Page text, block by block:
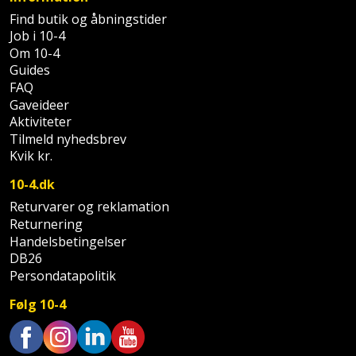
Tommestok
Tømrervinkel
Tragt
Ud-
aftrækker
Værktøjskasse
og
opbevaring
Værktøjssæt
Vaterpas
Rotationslaser
Rundsav
Rundsavsklinge
Rystepudser
Rystepudsertilbehør
Slagboremaskine
Slagnøgle
Slagnøgletilbehør
Slagskruetrækker
Støttemur
Støvsuger
Strygejern
Terrassevarmer
Tømidler
Tørrestativ
Trappevanger
Udebruser
afskærmning
Varme
Find butik og åbningstider
Job i 10-4
Om 10-4
Guides
FAQ
Gaveideer
Aktiviteter
Tilmeld nyhedsbrev
Kvik kr.
10-4.dk
Returvarer og reklamation
Returnering
Handelsbetingelser
DB26
Persondatapolitik
Følg 10-4